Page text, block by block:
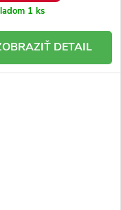
1 ks
DETAIL